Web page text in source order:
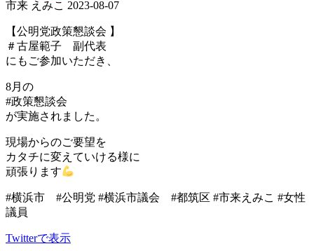
市来 えみこ 2023-08-07
【公明党政策懇談会 】
＃古屋範子 副代表
にもご参加いただき、
8月の
#政策懇談会
が実施されました。
現場からのご要望を
カタチに変えていける様に
頑張ります
#横浜市 #公明党 #横浜市議会 #都筑区 #市来えみこ #女性
議員
Twitterで表示